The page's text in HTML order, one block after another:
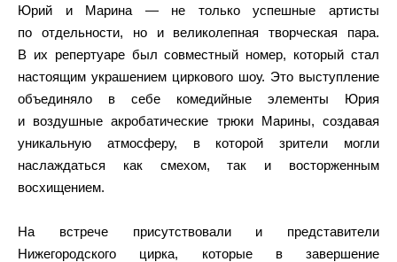
Юрий и Марина — не только успешные артисты
по отдельности, но и великолепная творческая пара.
В их репертуаре был совместный номер, который стал
настоящим украшением циркового шоу. Это выступление
объединяло в себе комедийные элементы Юрия
и воздушные акробатические трюки Марины, создавая
уникальную атмосферу, в которой зрители могли
наслаждаться как смехом, так и восторженным
восхищением.
На встрече присутствовали и представители
Нижегородского цирка, которые в завершение